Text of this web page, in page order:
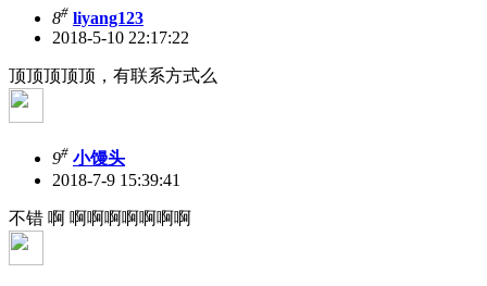
8# liyang123
2018-5-10 22:17:22
顶顶顶顶顶，有联系方式么
9# 小馒头
2018-7-9 15:39:41
不错 啊 啊啊啊啊啊啊啊